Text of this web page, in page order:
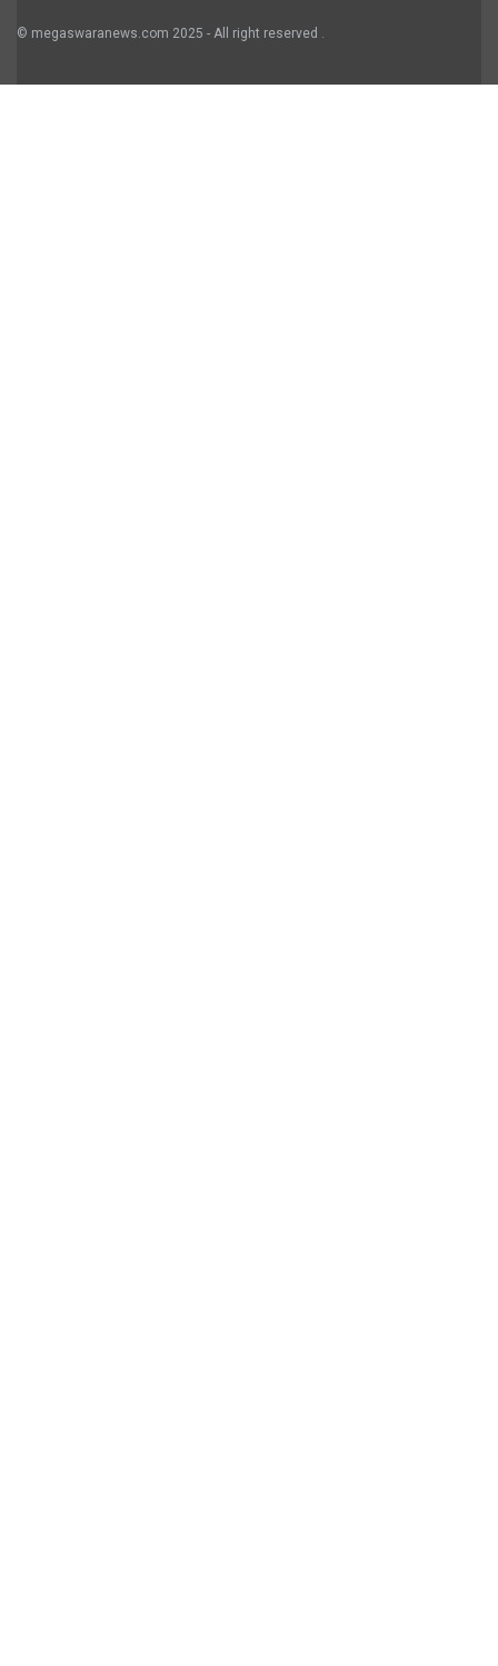
© megaswaranews.com 2025 - All right reserved